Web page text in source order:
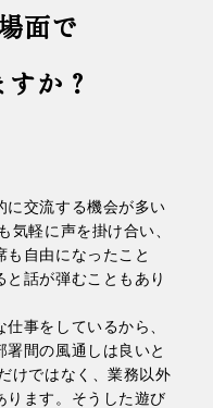
面で
か？
に交流する機会が多い
気軽に声を掛け合い、
も自由になったこと
話が弾むこともあり
事をしているから、
間の風通しは良いと
けではなく、業務以外
ります。そうした遊び